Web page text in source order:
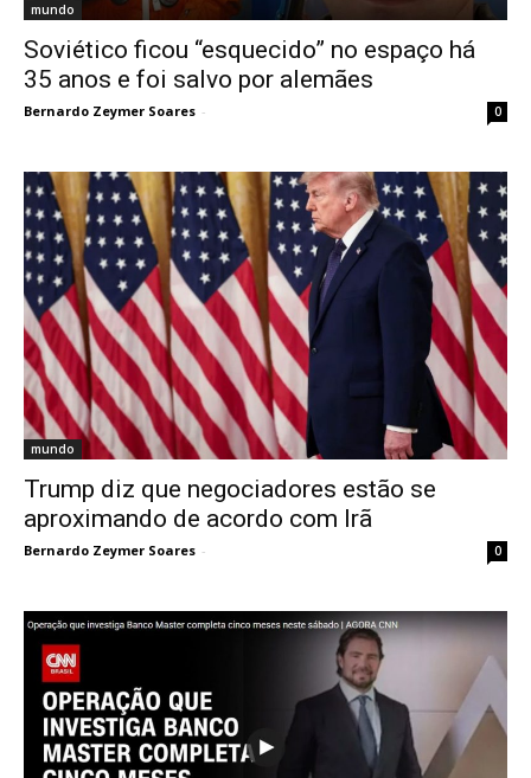
mundo
Soviético ficou “esquecido” no espaço há
35 anos e foi salvo por alemães
Bernardo Zeymer Soares - 0
mundo
Trump diz que negociadores estão se
aproximando de acordo com Irã
Bernardo Zeymer Soares - 0